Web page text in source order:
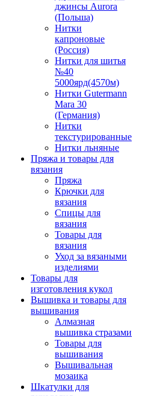
джинсы Aurora
(Польша)
Нитки
капроновые
(Россия)
Нитки для шитья
№40
5000ярд(4570м)
Нитки Gutermann
Mara 30
(Германия)
Нитки
текстурированные
Нитки льняные
Пряжа и товары для
вязания
Пряжа
Крючки для
вязания
Спицы для
вязания
Товары для
вязания
Уход за вязаными
изделиями
Товары для
изготовления кукол
Вышивка и товары для
вышивания
Алмазная
вышивка стразами
Товары для
вышивания
Вышивальная
мозаика
Шкатулки для